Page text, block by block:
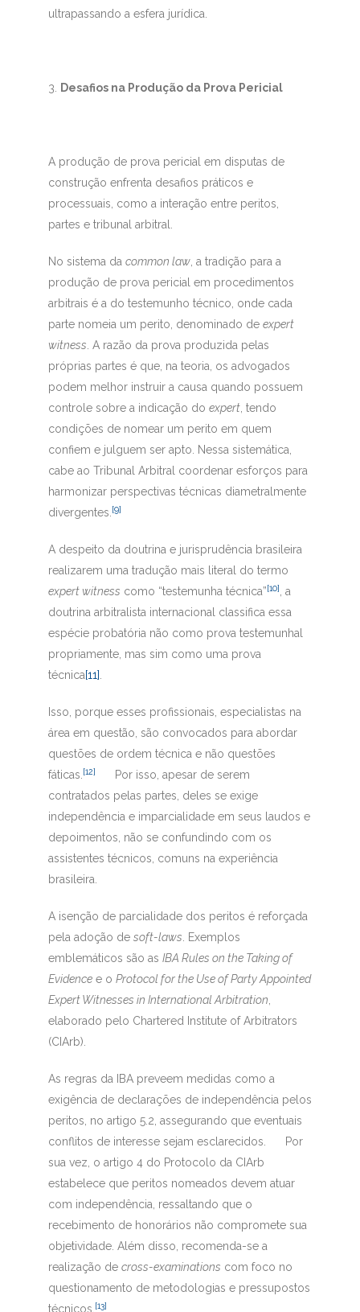
ultrapassando a esfera jurídica.
Desafios na Produção da Prova Pericial
A produção de prova pericial em disputas de
construção enfrenta desafios práticos e
processuais, como a interação entre peritos,
partes e tribunal arbitral.
No sistema da common law, a tradição para a
produção de prova pericial em procedimentos
arbitrais é a do testemunho técnico, onde cada
parte nomeia um perito, denominado de expert
witness. A razão da prova produzida pelas
próprias partes é que, na teoria, os advogados
podem melhor instruir a causa quando possuem
controle sobre a indicação do expert, tendo
condições de nomear um perito em quem
confiem e julguem ser apto. Nessa sistemática,
cabe ao Tribunal Arbitral coordenar esforços para
harmonizar perspectivas técnicas diametralmente
divergentes.[9]
A despeito da doutrina e jurisprudência brasileira
realizarem uma tradução mais literal do termo
expert witness como “testemunha técnica”[10], a
doutrina arbitralista internacional classifica essa
espécie probatória não como prova testemunhal
propriamente, mas sim como uma prova
técnica[11].
Isso, porque esses profissionais, especialistas na
área em questão, são convocados para abordar
questões de ordem técnica e não questões
fáticas.[12]
Por isso, apesar de serem
contratados pelas partes, deles se exige
independência e imparcialidade em seus laudos e
depoimentos, não se confundindo com os
assistentes técnicos, comuns na experiência
brasileira.
A isenção de parcialidade dos peritos é reforçada
pela adoção de soft-laws. Exemplos
emblemáticos são as IBA Rules on the Taking of
Evidencee o Protocol for the Use of Party Appointed
Expert Witnesses in International Arbitration,
elaborado pelo Chartered Institute of Arbitrators
(CIArb).
As regras da IBA preveem medidas como a
exigência de declarações de independência pelos
peritos, no artigo 5.2, assegurando que eventuais
conflitos de interesse sejam esclarecidos. Por
sua vez, o artigo 4 do Protocolo da CIArb
estabelece que peritos nomeados devem atuar
com independência, ressaltando que o
recebimento de honorários não compromete sua
objetividade. Além disso, recomenda-se a
realização de cross-examinations com foco no
questionamento de metodologias e pressupostos
técnicos.[13]